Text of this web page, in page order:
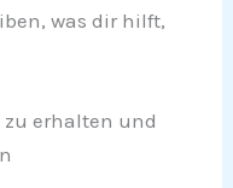
was dir hilft,
erhalten und